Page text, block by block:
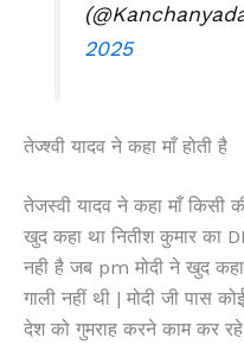
2025
तेज्श्वी यादव ने कहा माँ होती है
तेजस्वी यादव ने कहा माँ किसी
खुद कहा था नितीश कुमार का
नही है जब pm मोदी ने खुद
गाली नहीं थी | मोदी जी पास
देश को गुमराह करने काम कर